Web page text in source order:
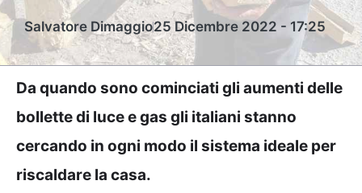
Salvatore Dimaggio25 Dicembre 2022 - 17:25
Da quando sono cominciati gli aumenti delle
bollette di luce e gas gli italiani stanno
cercando in ogni modo il sistema ideale per
riscaldare la casa.